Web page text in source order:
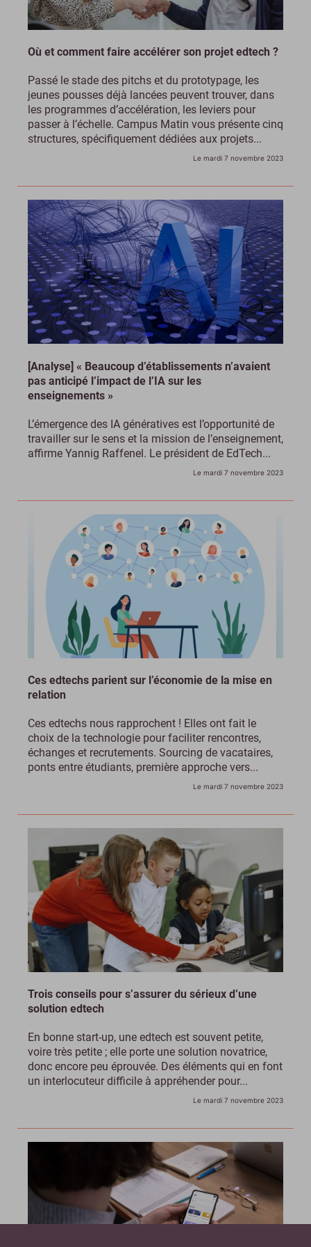
Où et comment faire accélérer son projet edtech ?
Passé le stade des pitchs et du prototypage, les
jeunes pousses déjà lancées peuvent trouver, dans
les programmes d’accélération, les leviers pour
passer à l’échelle. Campus Matin vous présente cinq
structures, spécifiquement dédiées aux projets...
Le mardi 7 novembre 2023
[Analyse] « Beaucoup d’établissements n’avaient
pas anticipé l’impact de l’IA sur les
enseignements »
L’émergence des IA génératives est l’opportunité de
travailler sur le sens et la mission de l’enseignement,
affirme Yannig Raffenel. Le président de EdTech...
Le mardi 7 novembre 2023
Ces edtechs parient sur l’économie de la mise en
relation
Ces edtechs nous rapprochent ! Elles ont fait le
choix de la technologie pour faciliter rencontres,
échanges et recrutements. Sourcing de vacataires,
ponts entre étudiants, première approche vers...
Le mardi 7 novembre 2023
Trois conseils pour s’assurer du sérieux d’une
solution edtech
En bonne start-up, une edtech est souvent petite,
voire très petite ; elle porte une solution novatrice,
donc encore peu éprouvée. Des éléments qui en font
un interlocuteur difficile à appréhender pour...
Le mardi 7 novembre 2023